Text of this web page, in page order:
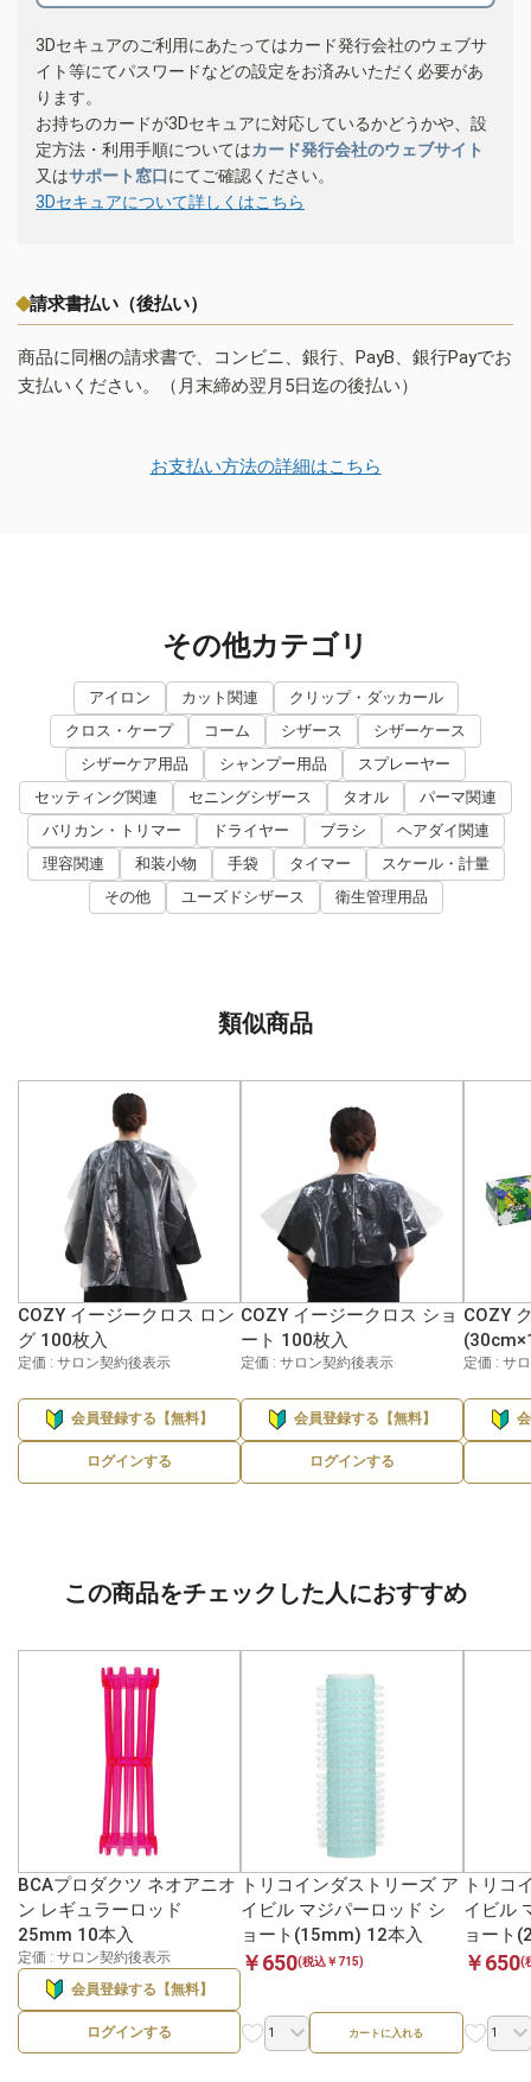
3Dセキュアのご利用にあたってはカード発行会社のウェブサ
イト等にてパスワードなどの設定をお済みいただく必要があ
ります。
お持ちのカードが3Dセキュアに対応しているかどうかや、設
定方法・利用手順についてはカード発行会社のウェブサイト
又はサポート窓口にてご確認ください。
3Dセキュアについて詳しくはこちら
請求書払い（後払い）
商品に同梱の請求書で、コンビニ、銀行、PayB、銀行Payでお
支払いください。（月末締め翌月5日迄の後払い）
お支払い方法の詳細はこちら
その他カテゴリ
アイロン カット関連
クリップ・ダッカール
クロス・ケープ
コーム シザース
シザーケース
シザーケア用品
シャンプー用品
スプレーヤー
セッティング関連
セニングシザース タオル
パーマ関連
バリカン・トリマー
ドライヤー ブラシ
ヘアダイ関連
理容関連
和装小物 手袋 タイマー
スケール・計量
その他
ユーズドシザース 衛生管理用品
類似商品
COZY イージークロス ロン
グ 100枚入
定価 : サロン契約後表示
会員登録する【無料】
ログインする
COZY イージークロス ショ
ート 100枚入
定価 : サロン契約後表示
会員登録する【無料】
ログインする
COZY
定価 : サ
この商品をチェックした人におすすめ
BCAプロダクツ ネオアニオ
ン レギュラーロッド
25mm 10本入
定価 : サロン契約後表示
会員登録する【無料】
ログインする
トリコインダストリーズ ア
イビル マジパーロッド シ
ョート(15mm) 12本入
￥650(税込￥715)
カートに入れる
トリコ
イビル
ョート
￥650(